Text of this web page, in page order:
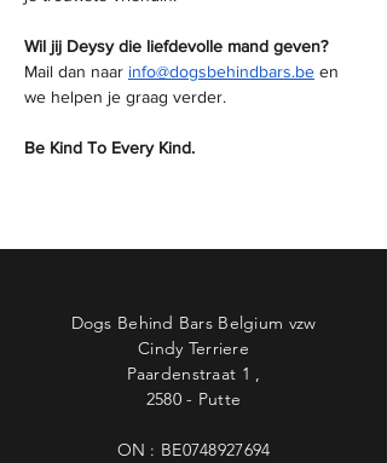
Wil jij Deysy die liefdevolle mand geven?
Mail dan naar info@dogsbehindbars.be en
we helpen je graag verder.
Be Kind To Every Kind.
Dogs Behind Bars Belgium vzw
Cindy Terriere
Paardenstraat 1 ,
2580 - Putte
ON : BE0748927694